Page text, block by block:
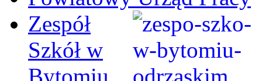
Zespół
Szkół w